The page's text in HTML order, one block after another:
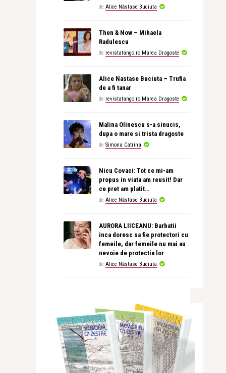
de Alice Năstase Buciuta
Then & Now – Mihaela
Radulescu
de revistatango.ro Marea Dragoste
Alice Nastase Buciuta – Trufia
de a fi tanar
de revistatango.ro Marea Dragoste
Malina Olinescu s-a sinucis,
dupa o mare si trista dragoste
de Simona Catrina
Nicu Covaci: Tot ce mi-am
propus in viata am reusit! Dar
ce pret am platit…
de Alice Năstase Buciuta
AURORA LIICEANU: Barbatii
inca doresc sa fie protectori cu
femeile, dar femeile nu mai au
nevoie de protectia lor
de Alice Năstase Buciuta